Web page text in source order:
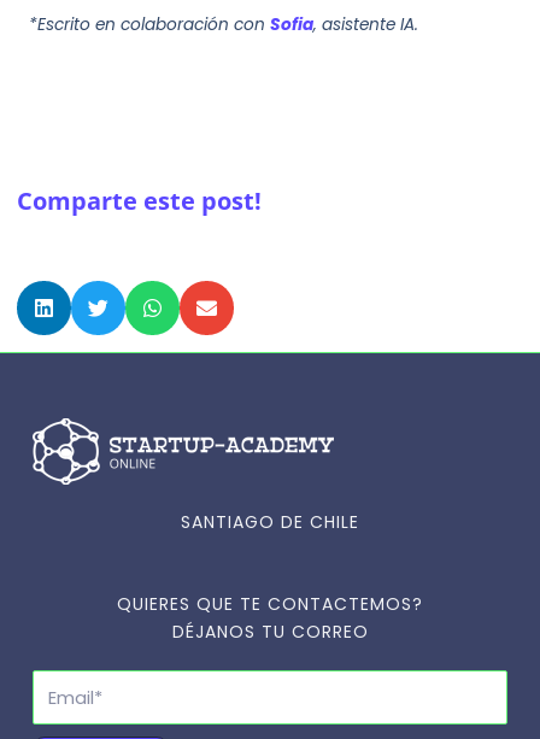
*Escrito en colaboración con Sofia, asistente IA.
Comparte este post!
SANTIAGO DE CHILE
QUIERES QUE TE CONTACTEMOS?
DÉJANOS TU CORREO